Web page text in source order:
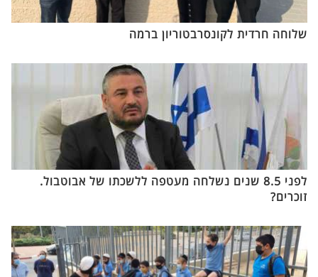
שלוחה חרדית לקונסרבטוריון ברמה
לפני 8.5 שנים נשלחה מעטפה ללשכתו של אבוטבול.
זוכרים?